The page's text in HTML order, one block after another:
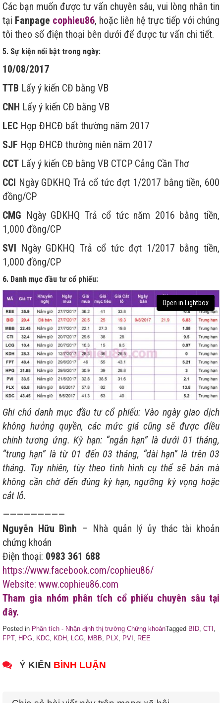
Các bạn muốn được tư vấn chuyên sâu, vui lòng nhắn tin
tại Fanpage cophieu86, hoặc liên hệ trực tiếp với chúng
tôi theo số điện thoại bên dưới để được tư vấn chi tiết.
5. Sự kiện nổi bật trong ngày:
10/08/2017
TTB Lấy ý kiến CĐ bằng VB
CNH Lấy ý kiến CĐ bằng VB
LEC Họp ĐHCĐ bất thường năm 2017
SJF Họp ĐHCĐ thường niên năm 2017
CCT Lấy ý kiến CĐ bằng VB CTCP Cảng Cần Thơ
CCI Ngày GDKHQ Trả cổ tức đợt 1/2017 bằng tiền, 600
đồng/CP
CMG Ngày GDKHQ Trả cổ tức năm 2016 bằng tiền,
1,000 đồng/CP
SVI Ngày GDKHQ Trả cổ tức đợt 1/2017 bằng tiền,
1,000 đồng/CP
6. Danh mục đầu tư cổ phiếu:
Open in Lightbox
Ghi chú danh mục đầu tư cổ phiếu: Vào ngày giao dịch
không hưởng quyền, các mức giá cũng sẽ được điều
chinh tương ứng. Kỳ hạn: “ngắn hạn” là dưới 01 tháng,
“trung hạn” là từ 01 đến 03 tháng, “dài hạn” là trên 03
tháng. Tuy nhiên, tùy theo tình hình cụ thể sẽ bán mà
không cần chờ đến đúng kỳ hạn, ngưỡng kỳ vọng hoặc
cắt lỗ.
—————————
Nguyễn Hữu Bình – Nhà quản lý ủy thác tài khoản
chứng khoán
Điện thoại: 0983 361 688
https://www.facebook.com/cophieu86/
Website: www.cophieu86.com
Tham gia nhóm phân tích cổ phiếu chuyên sâu tại
đây.
Posted in Phân tích - Nhận định thị trường Chứng khoánTagged BID, CTI ,
FPT, HPG, KDC, KDH, LCG, MBB, PLX, PVI , REE
Ý KIẾN BÌNH LUẬN